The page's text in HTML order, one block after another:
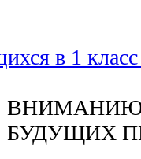
в 1
ВНИМАНИЮ
БУДУЩИХ